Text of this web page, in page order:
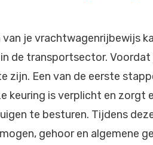
van je vrachtwagenrijbewijs
in de transportsector.
zijn. Een van de eerste
keuring is verplicht en
te besturen. Tijdens
gehoor en algemene